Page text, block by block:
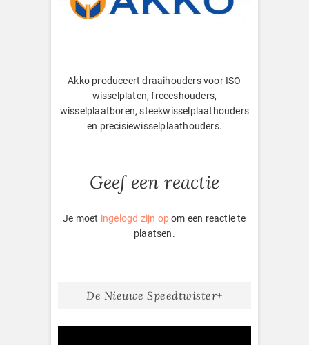
Akko produceert draaihouders voor ISO
wisselplaten, freeeshouders,
wisselplaatboren, steekwisselplaathouders
en precisiewisselplaathouders.
Geef een reactie
Je moet ingelogd zijn op om een reactie te
plaatsen.
De Nieuwe Speedtwister+